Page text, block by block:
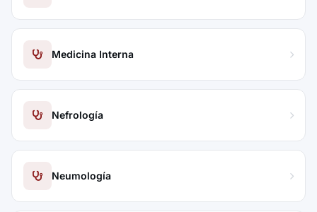
Medicina Interna
Nefrología
Neumología